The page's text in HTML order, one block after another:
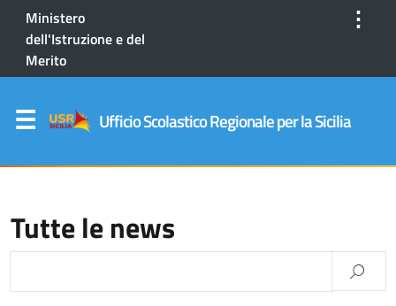
Ministero
dell'Istruzione e del
Merito
⋮
Ufficio Scolastico Regionale per la Sicilia
Tutte le news